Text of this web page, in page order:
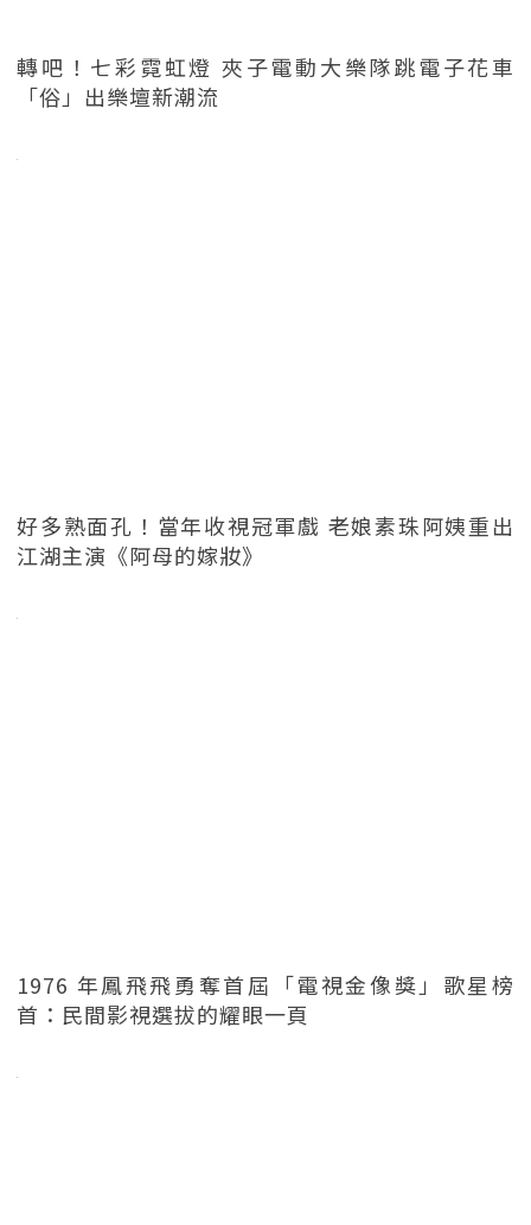
轉吧！七彩霓虹燈 夾子電動大樂隊跳電子花車
「俗」出樂壇新潮流
好多熟面孔！當年收視冠軍戲 老娘素珠阿姨重出
江湖主演《阿母的嫁妝》
1976 年鳳飛飛勇奪首屆「電視金像獎」歌星榜
首：民間影視選拔的耀眼一頁